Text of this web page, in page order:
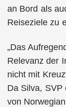
an Bord als
Reiseziele zu
„Das
Relevanz der
nicht mit
Da Silva, SVP
von